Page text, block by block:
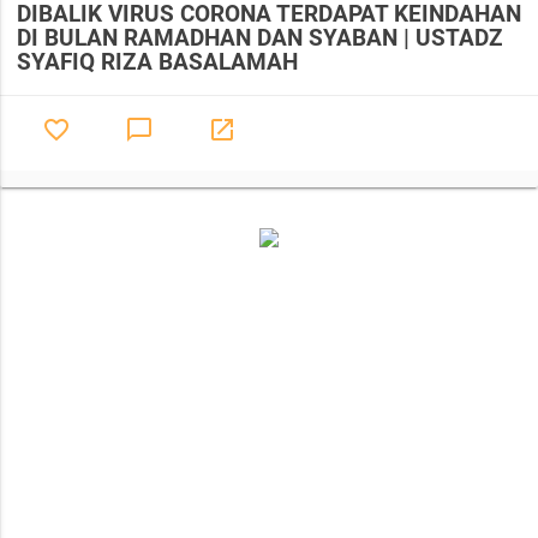
DIBALIK VIRUS CORONA TERDAPAT KEINDAHAN
DI BULAN RAMADHAN DAN SYABAN | USTADZ
SYAFIQ RIZA BASALAMAH
favorite_border chat_bubble_outline launch